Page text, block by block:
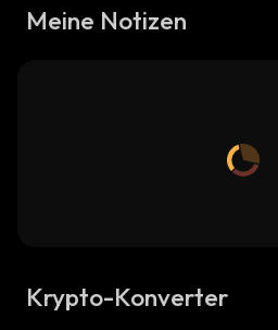
Meine Notizen
Krypto-Konverter